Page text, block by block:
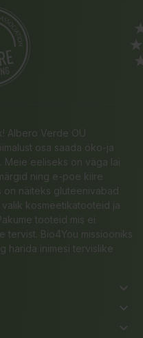
Albero Verde OÜ
osa saada öko-ja
Meie eeliseks on väga lai
ning e-poe kiire
näiteks gluteenivabad
kosmeetikatooteid ja
tooteid mis ei
tervist. Bio4You missiooniks
harida inimesi tervislike
keyboard_arrow_down
keyboard_arrow_down
keyboard_arrow_down